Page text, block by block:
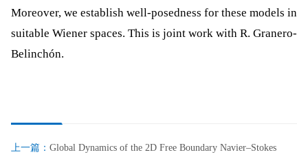
Moreover, we establish well-posedness for these models in
suitable Wiener spaces. This is joint work with R. Granero-
Belinchón.
上一篇： Global Dynamics of the 2D Free Boundary Navier–Stokes